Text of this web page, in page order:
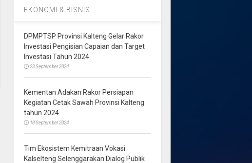
EKONOMI & BISNIS
DPMPTSP Provinsi Kalteng Gelar Rakor
Investasi Pengisian Capaian dan Target
Investasi Tahun 2024
23 September 2024
Kementan Adakan Rakor Persiapan
Kegiatan Cetak Sawah Provinsi Kalteng
tahun 2024
18 September 2024
Tim Ekosistem Kemitraan Vokasi
Kalselteng Selenggarakan Dialog Publik